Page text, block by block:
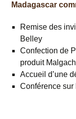
Madagascar
Remise des
Belley
Confection de
produit
Accueil d’une
Conférence